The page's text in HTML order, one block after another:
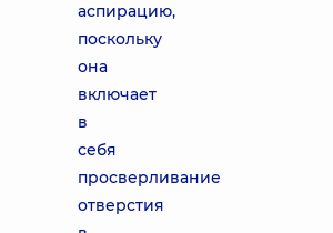
аспирацию,
поскольку
она
включает
в
себя
просверливание
отверстия